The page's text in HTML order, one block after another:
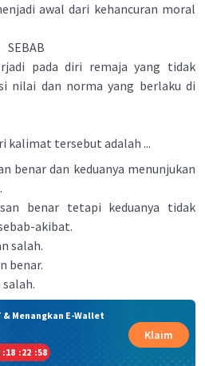
awal dari kehancuran moral
SEBAB
pada diri remaja yang tidak
nilai dan norma yang berlaku di
kalimat tersebut adalah ...
benar dan keduanya menunjukan
benar tetapi keduanya tidak
akibat.
salah.
benar.
Menangkan E-Wallet
:18 :22 :58
Klaim